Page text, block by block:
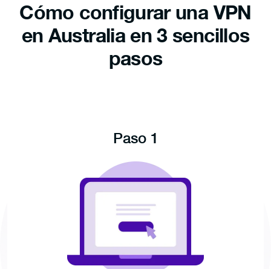
Cómo configurar una VPN
en Australia en 3 sencillos
pasos
Paso 1